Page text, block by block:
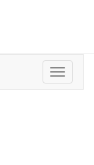
Toggle